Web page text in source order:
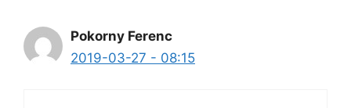
Pokorny Ferenc
2019-03-27 - 08:15